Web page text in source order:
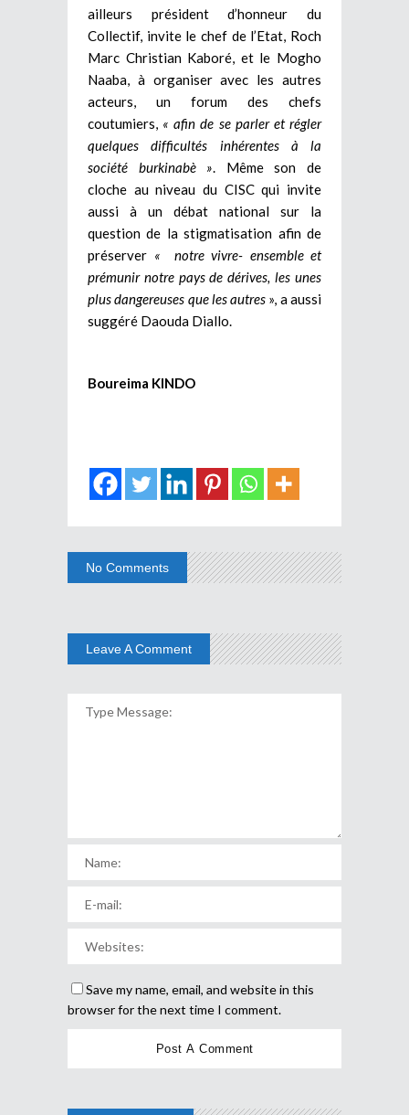
ailleurs président d’honneur du
Collectif, invite le chef de l’Etat, Roch
Marc Christian Kaboré, et le Mogho
Naaba, à organiser avec les autres
acteurs, un forum des chefs
coutumiers, « afin de se parler et régler
quelques difficultés inhérentes à la
société burkinabè » . Même son de
cloche au niveau du CISC qui invite
aussi à un débat national sur la
question de la stigmatisation afin de
préserver « notre vivre- ensemble et
prémunir notre pays de dérives, les unes
plus dangereuses que les autres », a aussi
suggéré Daouda Diallo.
Boureima KINDO
No Comments
Leave A Comment
Save my name, email, and website in this
browser for the next time I comment.